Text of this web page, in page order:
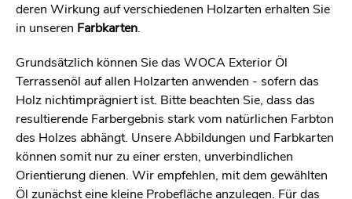
deren Wirkung auf verschiedenen Holzarten erhalten Sie
in unseren Farbkarten.
Grundsätzlich können Sie das WOCA Exterior Öl
Terrassenöl auf allen Holzarten anwenden - sofern das
Holz nichtimprägniert ist. Bitte beachten Sie, dass das
resultierende Farbergebnis stark vom natürlichen Farbton
des Holzes abhängt. Unsere Abbildungen und Farbkarten
können somit nur zu einer ersten, unverbindlichen
Orientierung dienen. Wir empfehlen, mit dem gewählten
Öl zunächst eine kleine Probefläche anzulegen. Für das